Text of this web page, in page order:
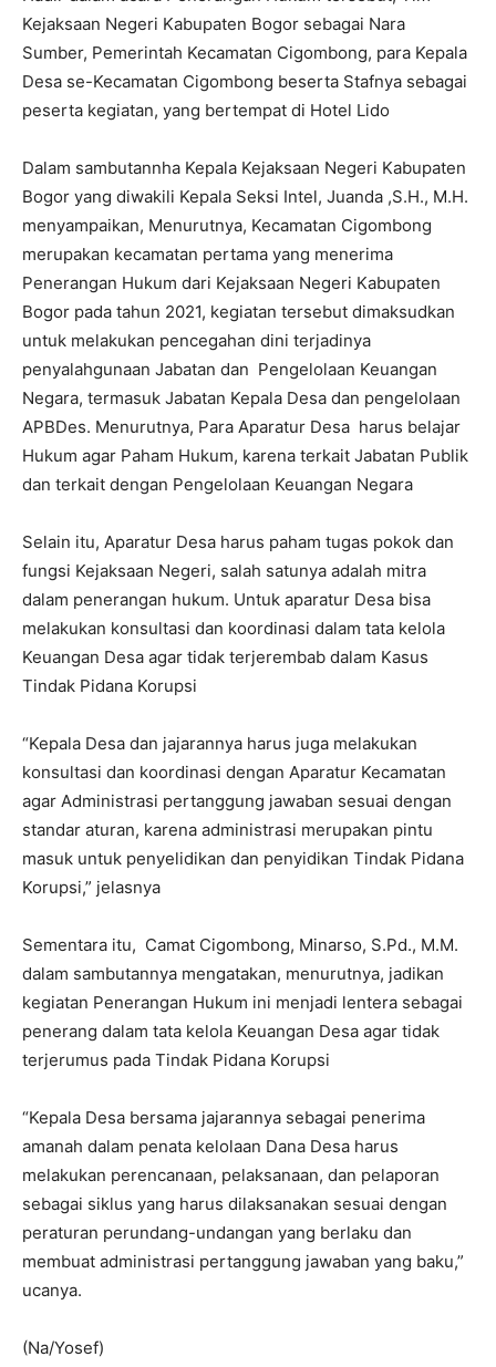
Kejaksaan Negeri Kabupaten Bogor sebagai Nara
Sumber, Pemerintah Kecamatan Cigombong, para Kepala
Desa se-Kecamatan Cigombong beserta Stafnya sebagai
peserta kegiatan, yang bertempat di Hotel Lido
Dalam sambutannha Kepala Kejaksaan Negeri Kabupaten
Bogor yang diwakili Kepala Seksi Intel, Juanda ,S.H., M.H.
menyampaikan, Menurutnya, Kecamatan Cigombong
merupakan kecamatan pertama yang menerima
Penerangan Hukum dari Kejaksaan Negeri Kabupaten
Bogor pada tahun 2021, kegiatan tersebut dimaksudkan
untuk melakukan pencegahan dini terjadinya
penyalahgunaan Jabatan dan Pengelolaan Keuangan
Negara, termasuk Jabatan Kepala Desa dan pengelolaan
APBDes. Menurutnya, Para Aparatur Desa harus belajar
Hukum agar Paham Hukum, karena terkait Jabatan Publik
dan terkait dengan Pengelolaan Keuangan Negara
Selain itu, Aparatur Desa harus paham tugas pokok dan
fungsi Kejaksaan Negeri, salah satunya adalah mitra
dalam penerangan hukum. Untuk aparatur Desa bisa
melakukan konsultasi dan koordinasi dalam tata kelola
Keuangan Desa agar tidak terjerembab dalam Kasus
Tindak Pidana Korupsi
“Kepala Desa dan jajarannya harus juga melakukan
konsultasi dan koordinasi dengan Aparatur Kecamatan
agar Administrasi pertanggung jawaban sesuai dengan
standar aturan, karena administrasi merupakan pintu
masuk untuk penyelidikan dan penyidikan Tindak Pidana
Korupsi,” jelasnya
Sementara itu, Camat Cigombong, Minarso, S.Pd., M.M.
dalam sambutannya mengatakan, menurutnya, jadikan
kegiatan Penerangan Hukum ini menjadi lentera sebagai
penerang dalam tata kelola Keuangan Desa agar tidak
terjerumus pada Tindak Pidana Korupsi
“Kepala Desa bersama jajarannya sebagai penerima
amanah dalam penata kelolaan Dana Desa harus
melakukan perencanaan, pelaksanaan, dan pelaporan
sebagai siklus yang harus dilaksanakan sesuai dengan
peraturan perundang-undangan yang berlaku dan
membuat administrasi pertanggung jawaban yang baku,”
ucanya.
(Na/Yosef)